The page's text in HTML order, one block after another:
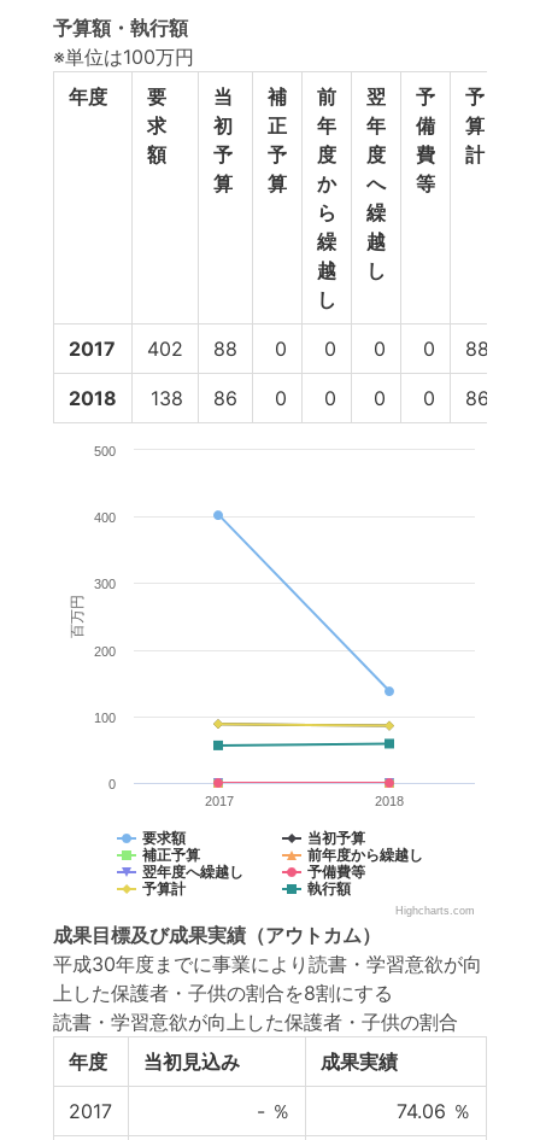
予算額・執行額
※単位は100万円
年度
要
求
額
当
初
予
算
補
正
予
算
前
年
度
か
ら
繰
越
し
翌
年
度
へ
繰
越
し
予
備
費
等
予
算
計
2017 402 88 0 0 0 0 88
2018 138 86 0 0 0 0 86
百万円
要求額
当初予算
補正予算
前年度から繰越し
翌年度へ繰越し
予備費等
予算計
執行額
2017 2018
0
100
200
300
400
500
Highcharts.com
成果目標及び成果実績 （アウトカム）
平成30年度までに事業により読書・学習意欲が向
上した保護者・子供の割合を8割にする
読書・学習意欲が向上した保護者・子供の割合
年度
当初見込み 成果実績
2017 - ％ 74.06 ％